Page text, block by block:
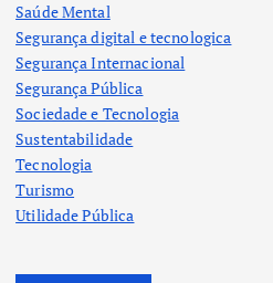
Saúde Mental
Segurança digital e tecnologica
Segurança Internacional
Segurança Pública
Sociedade e Tecnologia
Sustentabilidade
Tecnologia
Turismo
Utilidade Pública